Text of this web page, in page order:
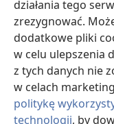
działania tego
zrezygnować.
dodatkowe pliki
w celu ulepszenia
z tych danych nie
w celach
politykę
technologii, by
window)JW Hub
(opens
new
window)JW Library
Watchtower Library